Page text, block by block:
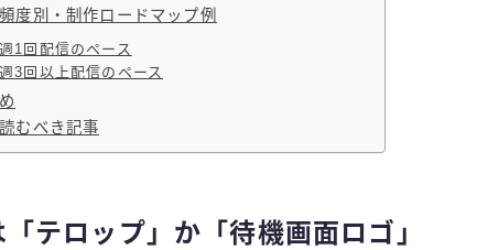
度別・制作ロードマップ例
週1回配信のペース
週3回以上配信のペース
むべき記事
テロップ」か「待機画面ロゴ」